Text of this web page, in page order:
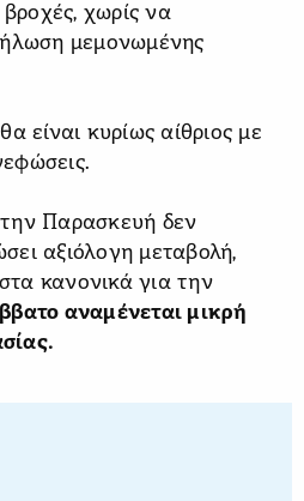
χωρίς να
μεμονωμένης
είναι κυρίως αίθριος με
Παρασκευή δεν
αξιόλογη μεταβολή,
κανονικά για την
αναμένεται μικρή